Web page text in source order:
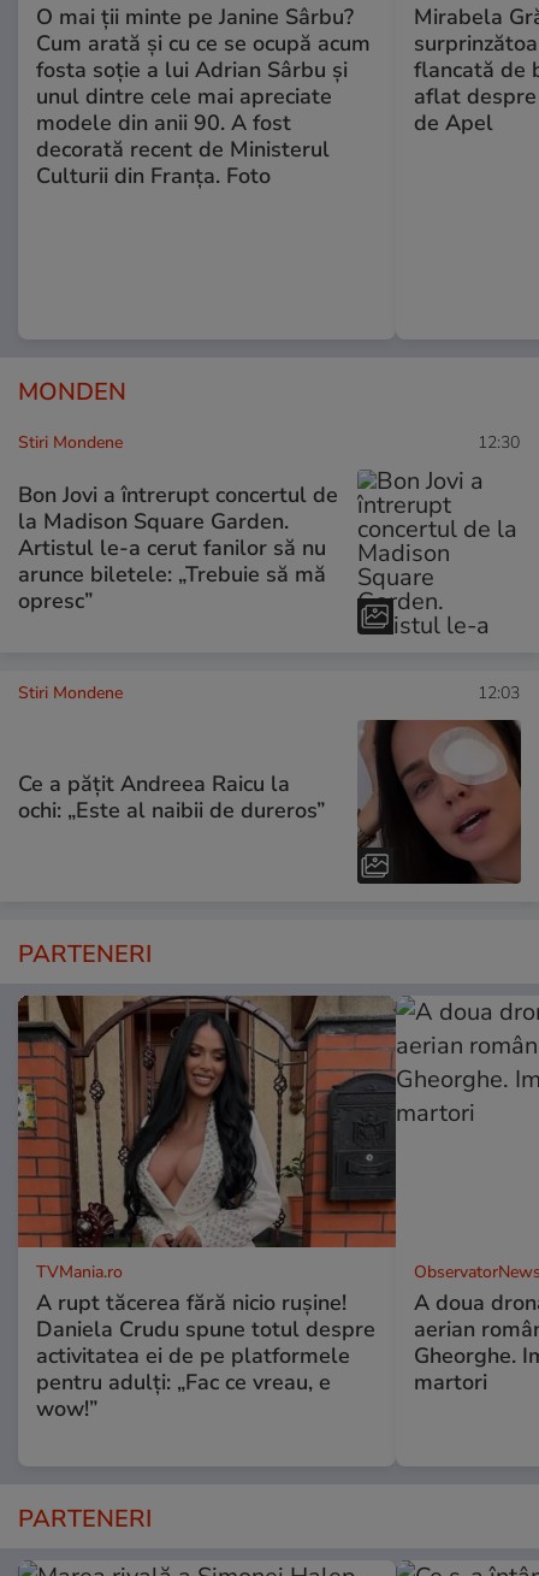
O mai ții minte pe Janine Sârbu?
Cum arată și cu ce se ocupă acum
fosta soție a lui Adrian Sârbu și
unul dintre cele mai apreciate
modele din anii 90. A fost
decorată recent de Ministerul
Culturii din Franța. Foto
Mirabela
flancată de
aflat
de Apel
MONDEN
Stiri Mondene 12:30
Bon Jovi a întrerupt concertul de
la Madison Square Garden.
Artistul le-a cerut fanilor să nu
arunce biletele: „Trebuie să mă
opresc”
Stiri Mondene 12:03
Ce a pățit Andreea Raicu la
ochi: „Este al naibii de dureros”
PARTENERI
TVMania.ro
A rupt tăcerea fără nicio rușine!
Daniela Crudu spune totul despre
activitatea ei de pe platformele
pentru adulți: „Fac ce vreau, e
wow!”
A doua
aerian
Gheorghe.
martori
PARTENERI